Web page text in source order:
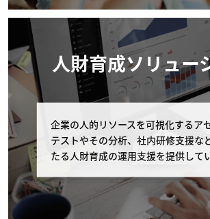
るコースの場合は、個別条件を本条
用されるものとし、本条は適用されま
コースの申し込みを取り消す場合の代
客様が申し込みの取り消しを申し出
講費用の扱いはお客様の申し出日に
りとします。なお以下の該当日が弊
ます。 受講費用の支払いが完了して
コース開催初日の11営業日以前のキ
関しては全額返金を致します。 また
の支払いの完了・未完了に関わらず
日の10営業日以内（10営業日前含
セルに関しては、受講費用の全額を
人財育成ソリュー
企業の人的リソースを可視化するア
テストやその分析、社内研修支援な
たる人財育成の運用支援を提供して